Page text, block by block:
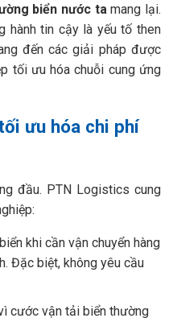
biển nước ta mang lại.
hành tin cậy là yếu tố then
đến các giải pháp được
tối ưu hóa chuỗi cung ứng
ưu hóa chi phí
đầu. PTN Logistics cung
khi cần vận chuyển hàng
Đặc biệt, không yêu cầu
cước vận tải biển thường